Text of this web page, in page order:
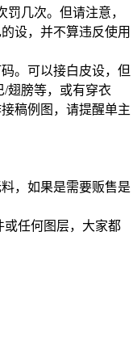
几次。但请注意，
设，并不算违反使用
。可以接白皮设，但
/翅膀等，或有穿衣
稿例图，请提醒单主
，如果是需要贩售是
或任何图层，大家都